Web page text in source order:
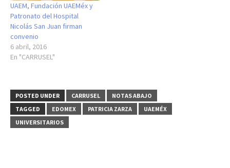
UAEM, Fundación UAEMéx y
Patronato del Hospital
Nicolás San Juan firman
convenio
6 abril, 2016
En "CARRUSEL"
POSTED UNDER CARRUSEL
NOTAS ABAJO
TAGGED
EDOMEX PATRICIA ZARZA
UAEMÉX
UNIVERSITARIOS